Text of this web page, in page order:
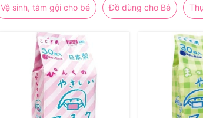
Vệ sinh, tắm gội cho bé Đồ dùng cho Bé